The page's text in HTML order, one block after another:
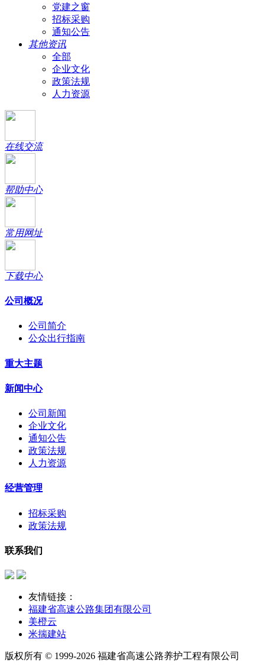
党建之窗
招标采购
通知公告
其他资讯
全部
企业文化
政策法规
人力资源
在线交流
帮助中心
常用网址
下载中心
公司概况
公司简介
公众出行指南
重大主题
新闻中心
公司新闻
企业文化
通知公告
政策法规
人力资源
经营管理
招标采购
政策法规
联系我们
友情链接：
福建省高速公路集团有限公司
美橙云
米揣建站
版权所有 © 1999-2026 福建省高速公路养护工程有限公司